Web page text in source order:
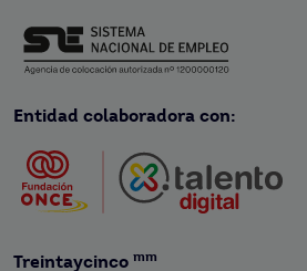
Entidad colaboradora con:
Treintaycinco mm